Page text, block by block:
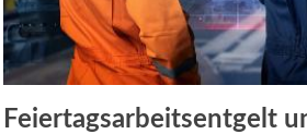
Feiertagsarbeitsentgelt